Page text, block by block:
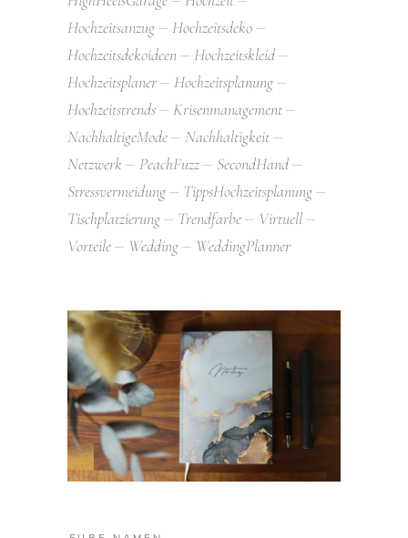
Hochzeitsanzug
Hochzeitsdeko
Hochzeitsdekoideen
Hochzeitskleid
Hochzeitsplaner
Hochzeitsplanung
Hochzeitstrends
Krisenmanagement
NachhaltigeMode
Nachhaltigkeit
Netzwerk
PeachFuzz
SecondHand
Stressvermeidung
TippsHochzeitsplanung
Tischplatzierung
Trendfarbe
Virtuell
Vorteile
Wedding WeddingPlanner